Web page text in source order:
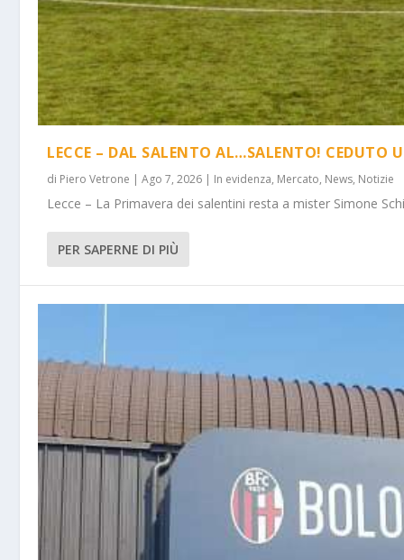
LECCE – DAL SALENTO AL…SALENTO! CEDUTO
di Piero Vetrone |Ago 7, 2026 | In evidenza, Mercato, News, Notizie
Lecce – La Primavera dei salentini resta a mister Simone
PER SAPERNE DI PIÙ